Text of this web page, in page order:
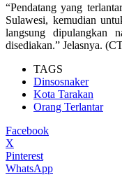
“Pendatang yang
Sulawesi, kemudian
langsung dipulangkan
disediakan.” Jelasnya.
TAGS
Dinsosnaker
Kota Tarakan
Orang Terlantar
Facebook
X
Pinterest
WhatsApp